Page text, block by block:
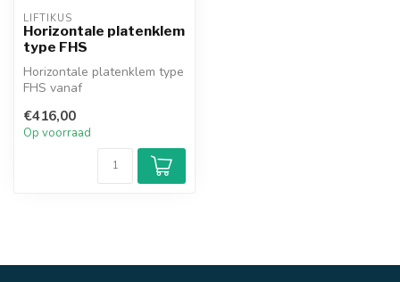
LIFTIKUS
Horizontale platenklem
type FHS
Horizontale platenklem type
FHS vanaf
€416,00
Op voorraad